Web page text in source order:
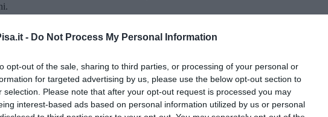
- Do Not Process My Personal Information
opt-out of the sale, sharing to third parties, or processing of your personal or
for targeted advertising by us, please use the below opt-out section to
selection. Please note that after your opt-out request is processed you may
interest-based ads based on personal information utilized by us or personal
di numerose figure istituzionali e rappresentanti del
tra gli altri,Marco Barbieri, Matteo Musacci, Ylenia
Matteo Trapani, Valter Tamburini, Paolo Pesciatini e
dal direttore generale di Confcommercio Pisa
della quarta edizione delPremio di Laurea
a un laureato del corso di Strategia, Management e